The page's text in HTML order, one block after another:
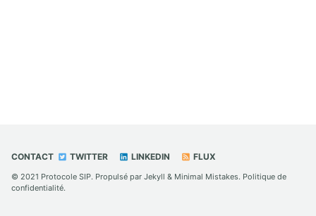
CONTACT TWITTER LINKEDIN FLUX
© 2021 Protocole SIP. Propulsé par Jekyll & Minimal Mistakes. Politique de
confidentialité.